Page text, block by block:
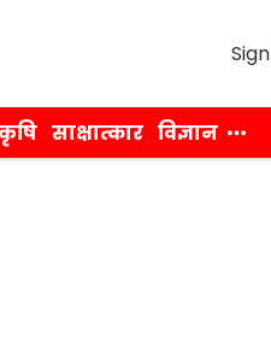
साक्षात्कार विज्ञान